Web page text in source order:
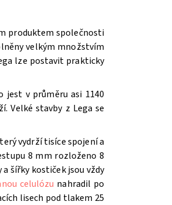
produktem společnosti
velkým množstvím
lze postavit prakticky
v průměru asi 1140
Velké stavby z Lega se
vydrží tisíce spojení a
8 mm rozloženo 8
šířky kostiček jsou vždy
celulózu nahradil po
lisech pod tlakem 25